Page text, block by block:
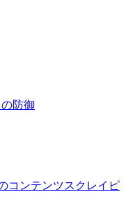
防御
コンテンツスクレイピ